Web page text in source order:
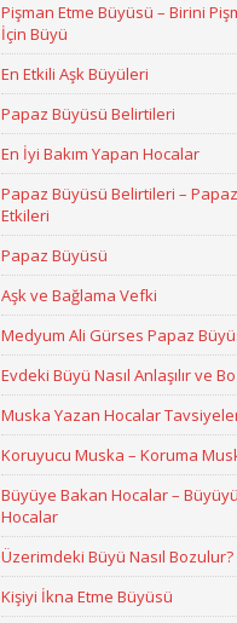
Pişman Etme Büyüsü – Birini
İçin Büyü
En Etkili Aşk Büyüleri
Papaz Büyüsü Belirtileri
En İyi Bakım Yapan Hocalar
Papaz Büyüsü Belirtileri –
Etkileri
Papaz Büyüsü
Aşk ve Bağlama Vefki
Medyum Ali Gürses Papaz
Evdeki Büyü Nasıl Anlaşılır ve
Muska Yazan Hocalar
Koruyucu Muska – Koruma
Büyüye Bakan Hocalar –
Hocalar
Üzerimdeki Büyü Nasıl Bozulur?
Kişiyi İkna Etme Büyüsü